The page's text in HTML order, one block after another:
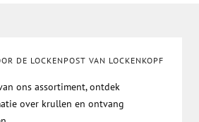
DE LOCKENPOST VAN LOCKENKOPF
ons assortiment, ontdek
over krullen en ontvang